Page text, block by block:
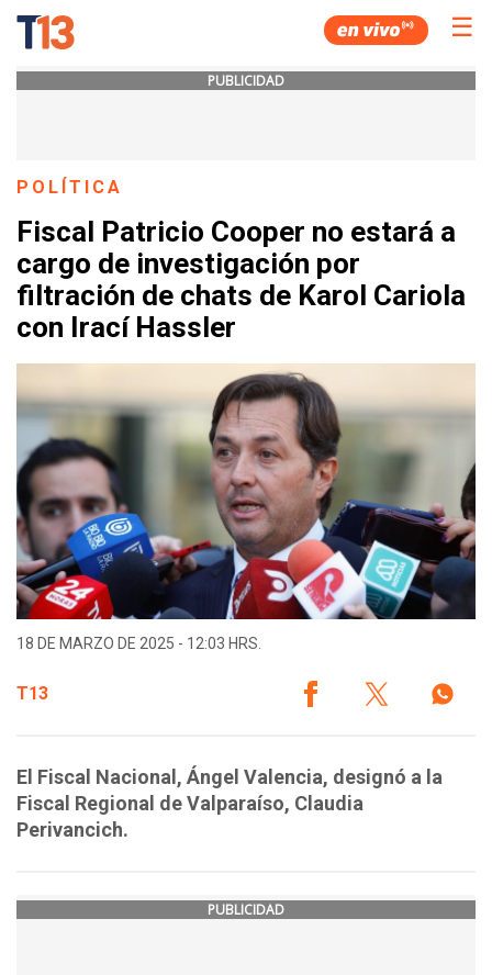
☰
PUBLICIDAD
POLÍTICA
Fiscal Patricio Cooper no estará a
cargo de investigación por
filtración de chats de Karol Cariola
con Irací Hassler
18 DE MARZO DE 2025 - 12:03 HRS.
T13
El Fiscal Nacional, Ángel Valencia, designó a la
Fiscal Regional de Valparaíso, Claudia
Perivancich.
PUBLICIDAD